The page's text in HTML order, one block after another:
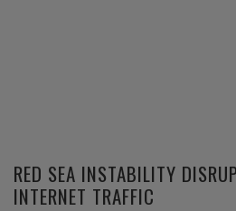
RED SEA INSTABILITY
INTERNET TRAFFIC